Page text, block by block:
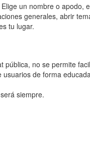
un nombre o apodo,
generales, abrir
tu lugar.
pública, no se permite
de forma
siempre.